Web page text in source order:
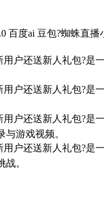
百度ai 豆包?蜘蛛
用户还送新人礼包
用户还送新人礼包
用户还送新人礼包
游戏视频。
用户还送新人礼包
。